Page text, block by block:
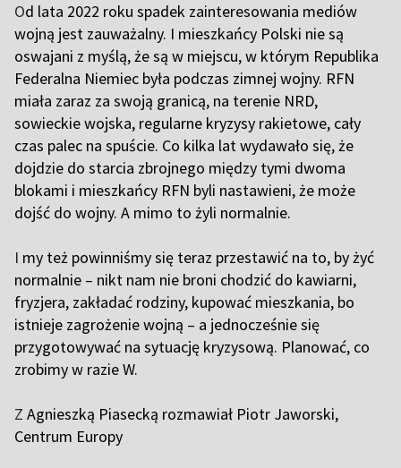
Od lata 2022 roku spadek zainteresowania mediów
wojną jest zauważalny. I mieszkańcy Polski nie są
oswajani z myślą, że są w miejscu, w którym Republika
Federalna Niemiec była podczas zimnej wojny. RFN
miała zaraz za swoją granicą, na terenie NRD,
sowieckie wojska, regularne kryzysy rakietowe, cały
czas palec na spuście. Co kilka lat wydawało się, że
dojdzie do starcia zbrojnego między tymi dwoma
blokami i mieszkańcy RFN byli nastawieni, że może
dojść do wojny. A mimo to żyli normalnie.
I my też powinniśmy się teraz przestawić na to, by żyć
normalnie – nikt nam nie broni chodzić do kawiarni,
fryzjera, zakładać rodziny, kupować mieszkania, bo
istnieje zagrożenie wojną – a jednocześnie się
przygotowywać na sytuację kryzysową. Planować, co
zrobimy w razie W.
Z Agnieszką Piasecką rozmawiał Piotr Jaworski,
Centrum Europy